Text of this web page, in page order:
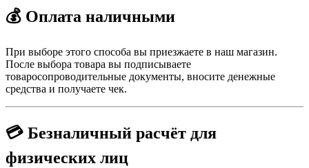
💰 Оплата наличными
При выборе этого способа вы приезжаете в наш магазин.
После выбора товара вы подписываете
товаросопроводительные документы, вносите денежные
средства и получаете чек.
💳 Безналичный расчёт для
физических лиц